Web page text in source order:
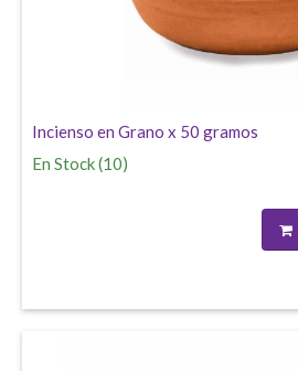
Incienso en Grano x 50 gramos
En Stock(10)